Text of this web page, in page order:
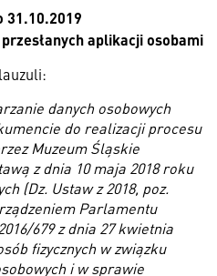
31.10.2019
aplikacji osobami
danych osobowych
do realizacji procesu
Muzeum Śląskie
z dnia 10 maja 2018 roku
(Dz. Ustaw z 2018, poz.
Parlamentu
679 z dnia 27 kwietnia
fizycznych w związku
i w sprawie